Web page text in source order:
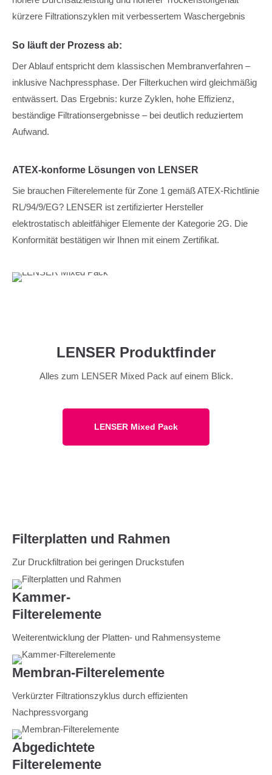
kürzere Filtrationszyklen mit verbessertem Waschergebnis
So läuft der Prozess ab:
Der Ablauf entspricht dem klassischen Membranverfahren –
inklusive Nachpressphase. Der Filterkuchen wird gleichmäßig
entwässert. Das Ergebnis: kurze Zyklen, hohe Effizienz,
beständige Filtrationsergebnisse – bei deutlich reduziertem
Aufwand.
ATEX-konforme Lösungen von LENSER
Sie brauchen Filterelemente für Zone 1 gemäß ATEX-Richtlinie
RL/94/9/EG? LENSER ist zertifizierter Hersteller
elektrostatisch ableitfähiger Elemente der Kategorie 2G. Die
Konformität bestätigen wir Ihnen mit einem Zertifikat.
LENSER Produktfinder
Alles zum LENSER Mixed Pack auf einem Blick.
LENSER Mixed Pack
Filterplatten und Rahmen
Zur Druckfiltration bei geringen Druckstufen
Kammer-
Filterelemente
Weiterentwicklung der Platten- und Rahmensysteme
Membran-Filterelemente
Verkürzter Filtrationszyklus durch effizienten
Nachpressvorgang
Abgedichtete
Filterelemente